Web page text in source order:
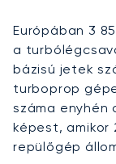
Európában 3
a
bázisú jetek
turboprop
száma enyhén
képest, amikor
repülőgép